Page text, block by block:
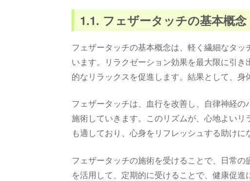
1.1. フェザータッチの基本概念
フェザータッチの基本概念は、軽く繊細なタ
います。リラクゼーション効果を最大限に引
的なリラックスを促進します。結果として、身
フェザータッチは、血行を改善し、自律神経
施術していきます。このリズムが、心地よい
も適しており、心身をリフレッシュする助けに
フェザータッチの施術を受けることで、日常
を活用して、定期的に受けることで、健康促進